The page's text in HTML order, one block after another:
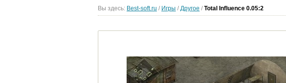
Вы здесь: Best-soft.ru / Игры / Другое / Total Influence 0.05:2